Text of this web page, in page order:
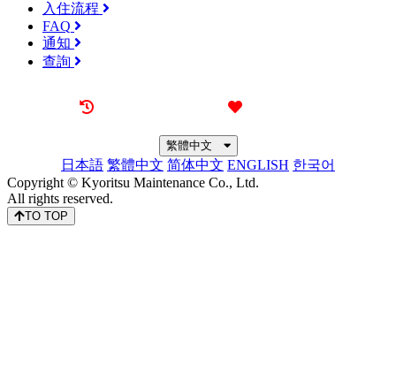
入住流程
FAQ
通知
查詢
繁體中文
日本語 繁體中文 简体中文 ENGLISH 한국어
Copyright © Kyoritsu Maintenance Co., Ltd.
All rights reserved.
TO TOP